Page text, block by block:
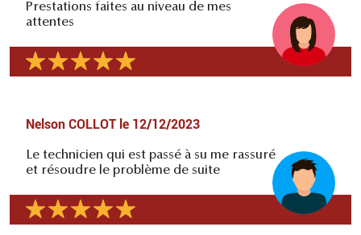
Prestations faites au niveau de mes
attentes
Nelson COLLOT le 12/12/2023
Le technicien qui est passé à su me rassuré
et résoudre le problème de suite